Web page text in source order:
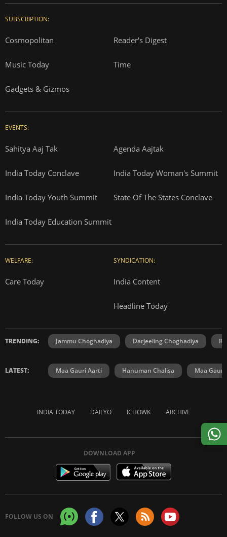
SUBSCRIPTION:
Cosmopolitan Reader's Digest
Music Today Time
Gadgets & Gizmos
EVENTS:
Sahitya Aaj Tak Agenda Aajtak
India Today Conclave India Today Woman's Summit
India Today Youth Summit State Of The States Conclave
India Today Education Summit
WELFARE:
Care Today
SYNDICATION:
India Content
Headline Today
TRENDING: Jammu Choghadiya Darjeeling Choghadiya
LATEST: Maa Gauri Aarti Hanuman Chalisa Maa Gauri
INDIA TODAY DAILYO ICHOWK ARCHIVE
DOWNLOAD APP
FOLLOW US ON